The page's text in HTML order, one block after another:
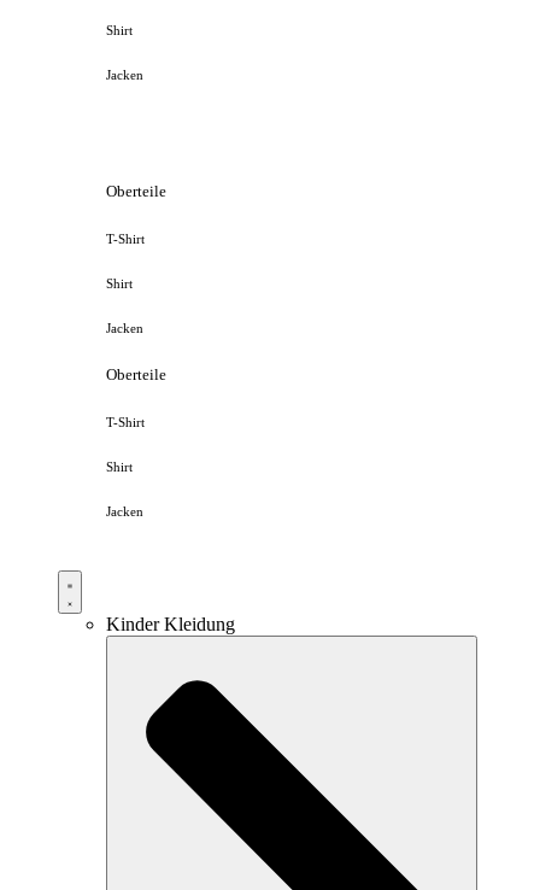
Shirt
Jacken
Oberteile
T-Shirt
Shirt
Jacken
Oberteile
T-Shirt
Shirt
Jacken
Kinder Kleidung